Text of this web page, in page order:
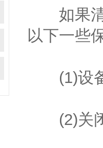
如果清
以下一些
(1)设备
(2)关闭